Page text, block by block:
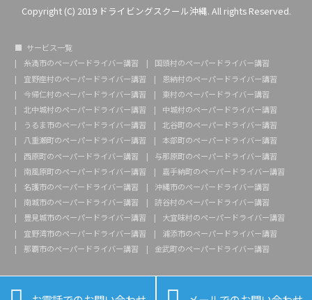
Copyright (C) 2019 ドライビングスクール沖縄. All rights Reserved.
サービス一覧
糸満市のペーパードライバー講習
国頭村のペーパードライバー講習
宜野座村のペーパードライバー講習
恩納村のペーパードライバー講習
今帰仁村のペーパードライバー講習
東村のペーパードライバー講習
北中城村のペーパードライバー講習
中城村のペーパードライバー講習
うるま市のペーパードライバー講習
北谷町のペーパードライバー講習
八重瀬町のペーパードライバー講習
本部町のペーパードライバー講習
西原町のペーパードライバー講習
与那原町のペーパードライバー講習
南風原町のペーパードライバー講習
嘉手納町のペーパードライバー講習
名護市のペーパードライバー講習
沖縄市のペーパードライバー講習
南城市のペーパードライバー講習
読谷村のペーパードライバー講習
豊見城市のペーパードライバー講習
大宜味村のペーパードライバー講習
宜野湾市のペーパードライバー講習
浦添市のペーパードライバー講習
那覇市のペーパードライバー講習
金武町のペーパードライバー講習